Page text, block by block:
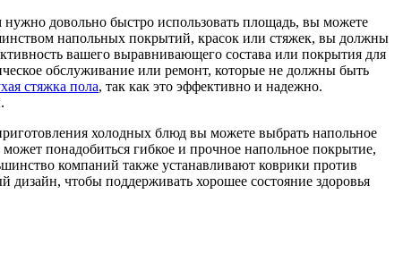
нужно довольно быстро использовать площадь, вы можете
напольных покрытий, красок или стяжек, вы должны
вашего выравнивающего состава или покрытия для
обслуживание или ремонт, которые не должны быть
стяжка пола, так как это эффективно и надежно.
холодных блюд вы можете выбрать напольное
понадобиться гибкое и прочное напольное покрытие,
компаний также устанавливают коврики против
чтобы поддерживать хорошее состояние здоровья